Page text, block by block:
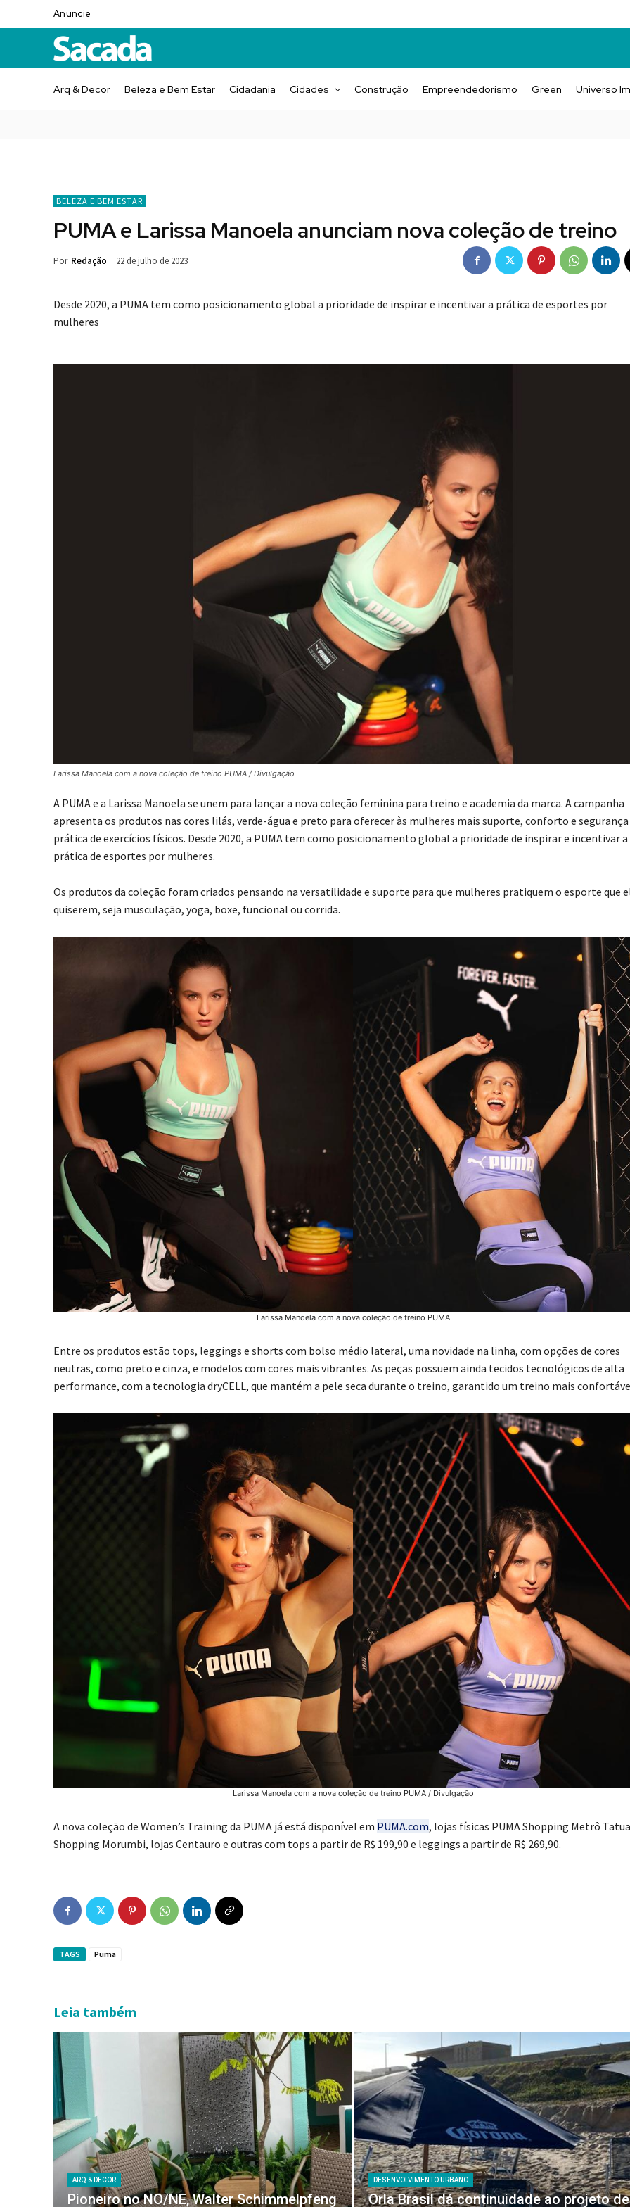
Anuncie
Arq & Decor Beleza e Bem Estar Cidadania Cidades Construção Empreendedorismo Green Universo
BELEZA E BEM ESTAR
PUMA e Larissa Manoela anunciam nova coleção de treino
Por Redação 22 de julho de 2023
Desde 2020, a PUMA tem como posicionamento global a prioridade de inspirar e incentivar a prática de esportes por
mulheres
Larissa Manoela com a nova coleção de treino PUMA / Divulgação
A PUMA e a Larissa Manoela se unem para lançar a nova coleção feminina para treino e academia da marca. A campanha
apresenta os produtos nas cores lilás, verde-água e preto para oferecer às mulheres mais suporte, conforto e
prática de exercícios físicos. Desde 2020, a PUMA tem como posicionamento global a prioridade de inspirar e incentivar a
prática de esportes por mulheres.
Os produtos da coleção foram criados pensando na versatilidade e suporte para que mulheres pratiquem o esporte que
quiserem, seja musculação, yoga, boxe, funcional ou corrida.
Larissa Manoela com a nova coleção de treino PUMA
Entre os produtos estão tops, leggings e shorts com bolso médio lateral, uma novidade na linha, com opções de cores
neutras, como preto e cinza, e modelos com cores mais vibrantes. As peças possuem ainda tecidos tecnológicos de alta
performance, com a tecnologia dryCELL, que mantém a pele seca durante o treino, garantido um treino mais
Larissa Manoela com a nova coleção de treino PUMA / Divulgação
A nova coleção de Women’s Training da PUMA já está disponível em PUMA.com, lojas físicas PUMA Shopping Metrô
Shopping Morumbi, lojas Centauro e outras com tops a partir de R$ 199,90 e leggings a partir de R$ 269,90.
TAGS Puma
Leia também
ARQ & DECOR
Pioneiro no NO/NE, Walter Schimmelpfeng
DESENVOLVIMENTO URBANO
Orla Brasil dá continuidade ao projeto de